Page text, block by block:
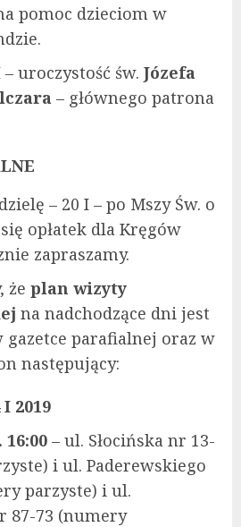
pomoc dzieciom w
uroczystość św. Józefa
– głównego patrona
– 20 I – po Mszy Św. o
opłatek dla Kręgów
zapraszamy.
że plan wizyty
na nadchodzące dni jest
gazetce parafialnej oraz w
następujący:
2019
– ul. Słocińska nr 13-
i ul. Paderewskiego
parzyste) i ul.
87-73 (numery